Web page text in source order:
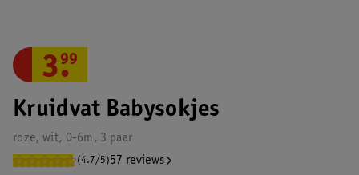
Kruidvat Babysokjes
roze, wit, 0-6m, 3 paar
(4.7/5)57 reviews
3.
99